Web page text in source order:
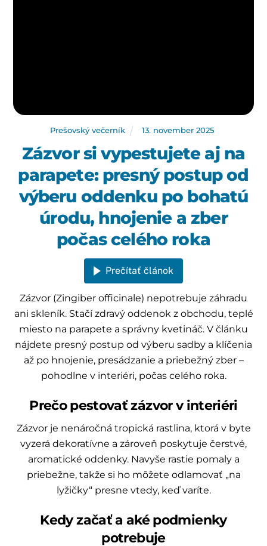
Prešovský večerník 13. november 2025
Zázvor si vypestujete aj na
parapete: presný postup od
výberu oddenku po bohatú
úrodu, hnojenie a zber
počas celého roka
Prečítať článok
Zázvor (Zingiber officinale) nepotrebuje záhradu
ani skleník. Stačí zdravý oddenok z obchodu, teplé
miesto na parapete a správny kvetináč. V článku
nájdete presný postup od výberu sadby a klíčenia
až po hnojenie, presádzanie a priebežný zber –
pohodlne v interiéri, počas celého roka.
Prečo pestovať zázvor v interiéri
Zázvor je nenáročná tropická rastlina, ktorá v byte
vyzerá dekoratívne a zároveň poskytuje čerstvé,
aromatické oddenky. Navyše rastie pomaly a
priebežne, takže si ho môžete odlamovať „na
lyžičky“ presne vtedy, keď varíte.
Kedy začať a aké podmienky
potrebuje